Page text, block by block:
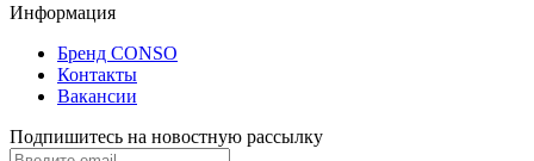
Информация
Бренд CONSO
Контакты
Вакансии
Подпишитесь на новостную рассылку